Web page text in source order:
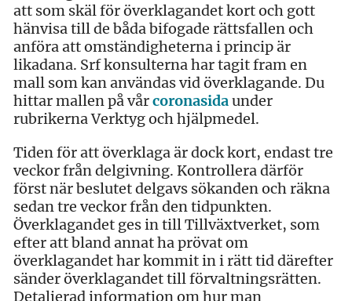
att som skäl för överklagandet kort och gott
hänvisa till de båda bifogade rättsfallen och
anföra att omständigheterna i princip är
likadana. Srf konsulterna har tagit fram en
mall som kan användas vid överklagande. Du
hittar mallen på vårcoronasidaunder
rubrikerna Verktyg och hjälpmedel.
Tiden för att överklaga är dock kort, endast tre
veckor från delgivning. Kontrollera därför
först när beslutet delgavs sökanden och räkna
sedan tre veckor från den tidpunkten.
Överklagandet ges in till Tillväxtverket, som
efter att bland annat ha prövat om
överklagandet har kommit in i rätt tid därefter
sänder överklagandet till förvaltningsrätten.
Detaljerad information om hur man